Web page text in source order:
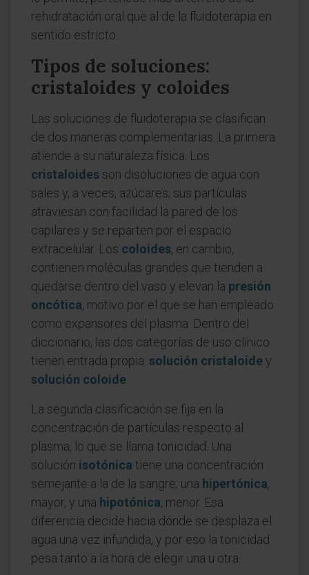
rehidratación oral que al de la fluidoterapia en
sentido estricto.
Tipos de soluciones:
cristaloides y coloides
Las soluciones de fluidoterapia se clasifican
de dos maneras complementarias. La primera
atiende a su naturaleza física. Los
cristaloides son disoluciones de agua con
sales y, a veces, azúcares; sus partículas
atraviesan con facilidad la pared de los
capilares y se reparten por el espacio
extracelular. Los coloides, en cambio,
contienen moléculas grandes que tienden a
quedarse dentro del vaso y elevan la presión
oncótica, motivo por el que se han empleado
como expansores del plasma. Dentro del
diccionario, las dos categorías de uso clínico
tienen entrada propia: solución cristaloidey
solución coloide
La segunda clasificación se fija en la
concentración de partículas respecto al
plasma, lo que se llama tonicidad. Una
solución isotónica tiene una concentración
semejante a la de la sangre; una hipertónica,
mayor, y una hipotónica, menor. Esa
diferencia decide hacia dónde se desplaza el
agua una vez infundida, y por eso la tonicidad
pesa tanto a la hora de elegir una u otra.